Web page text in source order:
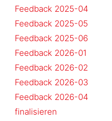
Feedback 2025-04
Feedback 2025-05
Feedback 2025-06
Feedback 2026-01
Feedback 2026-02
Feedback 2026-03
Feedback 2026-04
finalisieren